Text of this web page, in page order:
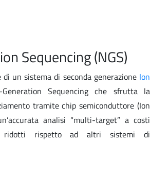
Sequencing (NGS)
di un sistema di seconda generazione Ion
Generation Sequencing che sfrutta la
tramite chip semiconduttore (Ion
analisi “multi-target” a costi
rispetto ad altri sistemi di